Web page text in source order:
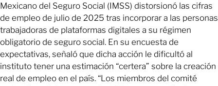
Mexicano del Seguro Social (IMSS) distorsionó las cifras
de empleo de julio de 2025 tras incorporar a las personas
trabajadoras de plataformas digitales a su régimen
obligatorio de seguro social. En su encuesta de
expectativas, señaló que dicha acción le dificultó al
instituto tener una estimación “certera” sobre la creación
real de empleo en el país. “Los miembros del comité